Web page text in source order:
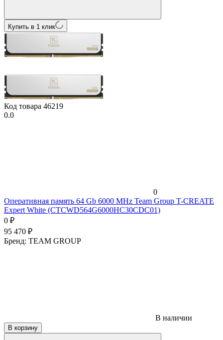
Купить в 1 клик
Код товара 46219
0.0
0
Оперативная память 64 Gb 6000 MHz Team Group T-CREATE
Expert White (CTCWD564G6000HC30CDC01)
0 ₽
95 470 ₽
Бренд: TEAM GROUP
В наличии
В корзину